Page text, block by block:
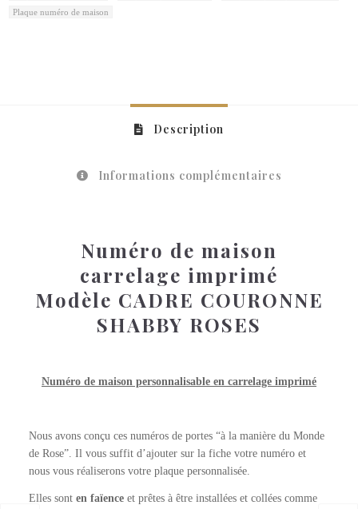
Plaque numéro de maison
Description
Informations complémentaires
Numéro de maison
carrelage imprimé
Modèle CADRE COURONNE
SHABBY ROSES
Numéro de maison personnalisable en carrelage imprimé
Nous avons conçu ces numéros de portes “à la manière du Monde
de Rose”. Il vous suffit d’ajouter sur la fiche votre numéro et
nous vous réaliserons votre plaque personnalisée.
Elles sont en faïenceet prêtes à être installées et collées comme